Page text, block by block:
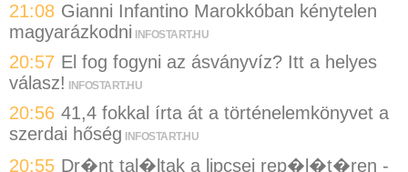
21:08 Gianni Infantino Marokkóban kénytelen
magyarázkodni
INFOSTART.HU
20:57 El fog fogyni az ásványvíz? Itt a helyes
válasz!
INFOSTART.HU
20:56 41,4 fokkal írta át a történelemkönyvet a
szerdai hőség INFOSTART.HU
20:55 Dr�nt tal�ltak a lipcsei rep�l�t�ren -